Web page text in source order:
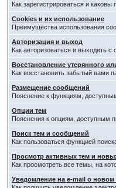
Как зарегистрироваться и
Cookies и их использование
Преимущества использования
Авторизация и выход
Как авторизоваться и выходить
Восстановление утерянного
Как восстановить забытый вами
Размещение сообщений
Пояснение к функциям,
Опции тем
Пояснения к опциям, доступным
Поиск тем и сообщений
Как пользоваться функцией
Просмотр активных тем и
Как просмотреть все темы, на
Уведомление на е-mail о